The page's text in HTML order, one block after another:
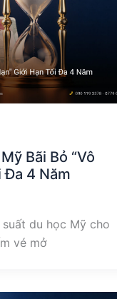
Bãi Bỏ “Vô
Đa 4 Năm
du học Mỹ cho
vé mở